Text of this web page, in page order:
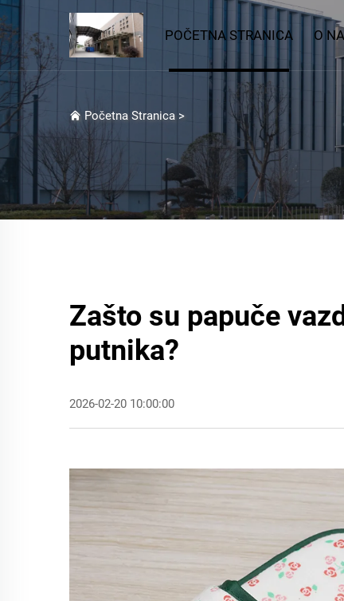
POČETNA STRANICA O
Početna Stranica >
Zašto su papuče
putnika?
2026-02-20 10:00:00